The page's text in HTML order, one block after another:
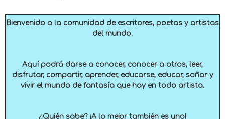
Bienvenido a la comunidad de escritores, poetas y artistas
del mundo.
Aquí podrá darse a conocer, conocer a otros, leer,
disfrutar, compartir, aprender, educarse, educar, soñar y
vivir el mundo de fantasía que hay en todo artista.
¿Quién sabe? ¡A lo mejor también es uno!